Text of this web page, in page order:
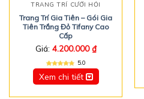
TRANG TRÍ CƯỚI HỎI
Trang Trí Gia Tiên – Gói Gia
Tiên Trắng Đỏ Tifany Cao
Cấp
Giá: 4.200.000₫
5.0
Xem chi tiết